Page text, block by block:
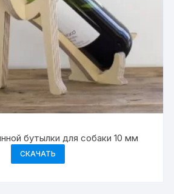
бутылки для собаки 10 мм
СКАЧАТЬ